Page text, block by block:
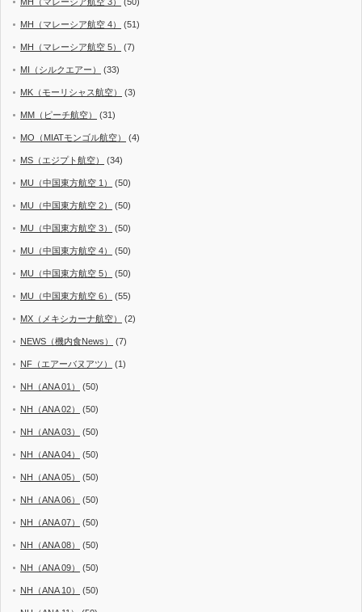
MH（マレーシア航空 4） (51)
MH（マレーシア航空 5） (7)
MI（シルクエアー） (33)
MK（モーリシャス航空） (3)
MM（ピーチ航空） (31)
MO（MIATモンゴル航空） (4)
MS（エジプト航空） (34)
MU（中国東方航空 1） (50)
MU（中国東方航空 2） (50)
MU（中国東方航空 3） (50)
MU（中国東方航空 4） (50)
MU（中国東方航空 5） (50)
MU（中国東方航空 6） (55)
MX（メキシカーナ航空） (2)
NEWS（機内食News） (7)
NF（エアーバヌアツ） (1)
NH（ANA 01） (50)
NH（ANA 02） (50)
NH（ANA 03） (50)
NH（ANA 04） (50)
NH（ANA 05） (50)
NH（ANA 06） (50)
NH（ANA 07） (50)
NH（ANA 08） (50)
NH（ANA 09） (50)
NH（ANA 10） (50)